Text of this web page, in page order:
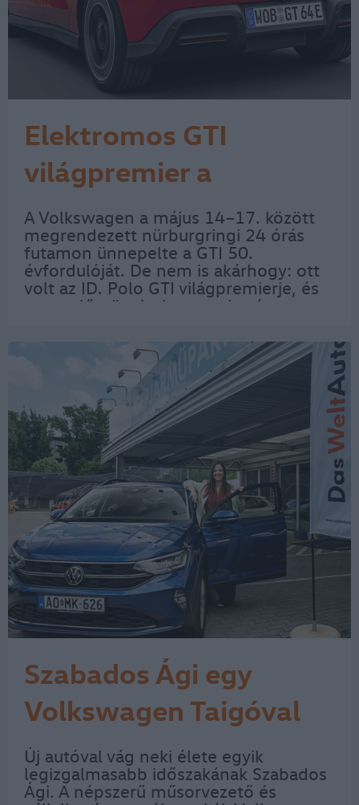
Elektromos GTI
világpremier a
Nürburgringen
A Volkswagen a május 14–17. között
megrendezett nürburgringi 24 órás
futamon ünnepelte a GTI 50.
évfordulóját. De nem is akárhogy: ott
volt az ID. Polo GTI világpremierje, és
most először viselte egy tisztán
jelvényt. Másnap pedig három Golf GTI
Clubsport 24h állt…
Szabados Ági egy
Volkswagen Taigóval
készül az anyaságra
Új autóval vág neki élete egyik
legizgalmasabb időszakának Szabados
Ági. A népszerű műsorvezető és